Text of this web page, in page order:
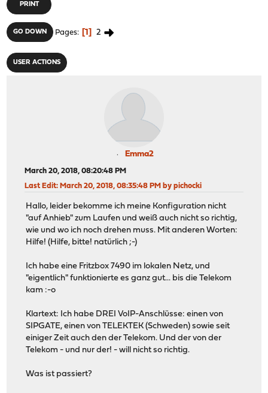
PRINT
GO DOWN Pages 1 2
USER ACTIONS
Emma2
March 20, 2018, 08:20:48 PM
Last Edit: March 20, 2018, 08:35:48 PM by pichocki
Hallo, leider bekomme ich meine Konfiguration nicht
"auf Anhieb" zum Laufen und weiß auch nicht so richtig,
wie und wo ich noch drehen muss. Mit anderen Worten:
Hilfe! (Hilfe, bitte! natürlich ;-)
Ich habe eine Fritzbox 7490 im lokalen Netz, und
"eigentlich" funktionierte es ganz gut... bis die Telekom
kam :-o
Klartext: Ich habe DREI VoIP-Anschlüsse: einen von
SIPGATE, einen von TELEKTEK (Schweden) sowie seit
einiger Zeit auch den der Telekom. Und der von der
Telekom - und nur der! - will nicht so richtig.
Was ist passiert?